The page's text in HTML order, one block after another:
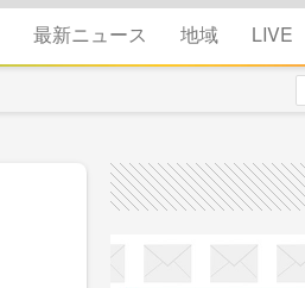
最新ニュース 地域 LIVE